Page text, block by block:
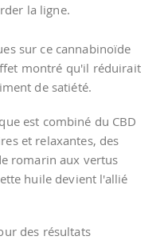
la ligne.
sur ce cannabinoïde
montré qu'il réduirait
de satiété.
est combiné du CBD
et relaxantes, des
romarin aux vertus
huile devient l'allié
des résultats